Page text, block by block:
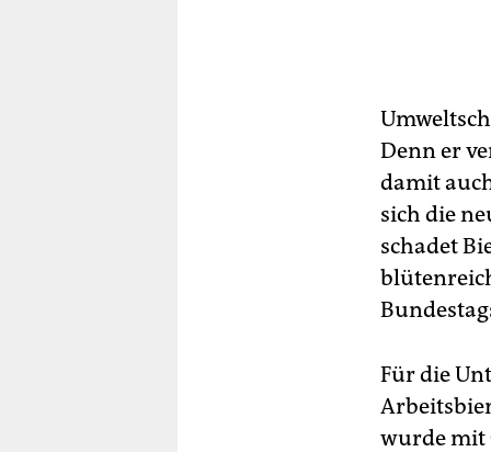
Denn er
damit
sich die
schadet
Für die
wurde mit